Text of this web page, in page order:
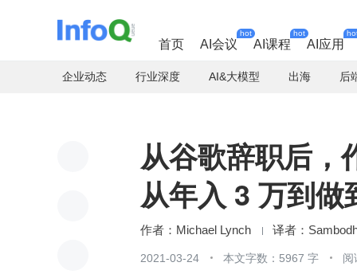
首页 AI会议
hot
AI课程
hot
AI应用
企业动态 行业深度 AI&大模型 出海 后
从谷歌辞职后，
从年入 3 万到做
Michael Lynch
2021-03-24 本文字数：5967 字 阅